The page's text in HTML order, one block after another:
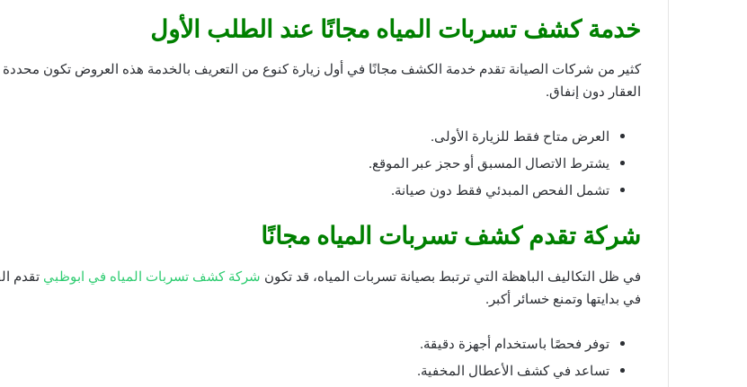
خدمة كشف تسربات المياه مجانًا عند الطلب الأول
كثير من شركات الصيانة تقدم خدمة الكشف مجانًا في أول زيارة كنوع من التعريف بالخدمة هذه العروض تكون محددة
العقار دون إنفاق.
العرض متاح فقط للزيارة الأولى.
يشترط الاتصال المسبق أو حجز عبر الموقع.
تشمل الفحص المبدئي فقط دون صيانة.
شركة تقدم كشف تسربات المياه مجانًا
في ظل التكاليف الباهظة التي ترتبط بصيانة تسربات المياه، قد تكون شركة كشف تسربات المياه في ابوظبي تقدم
في بدايتها وتمنع خسائر أكبر.
توفر فحصًا باستخدام أجهزة دقيقة.
تساعد في كشف الأعطال المخفية.